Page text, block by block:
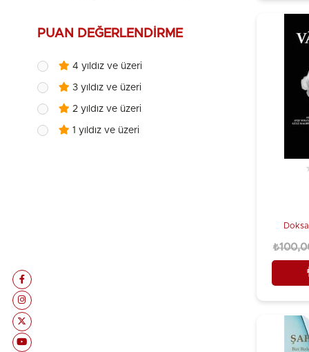
Kenan Akyüz
Kolektif
Kollektif
Lale Akalın
Latif Onur Uğur
Doksan Dokuz Yayınları
Dorlion Yayınevi
Doruk Yayınları
Elhamra Yayınları
PUAN DEĞERLENDIRME
4 yıldız ve üzeri
3 yıldız ve üzeri
2 yıldız ve üzeri
1 yıldız ve üzeri